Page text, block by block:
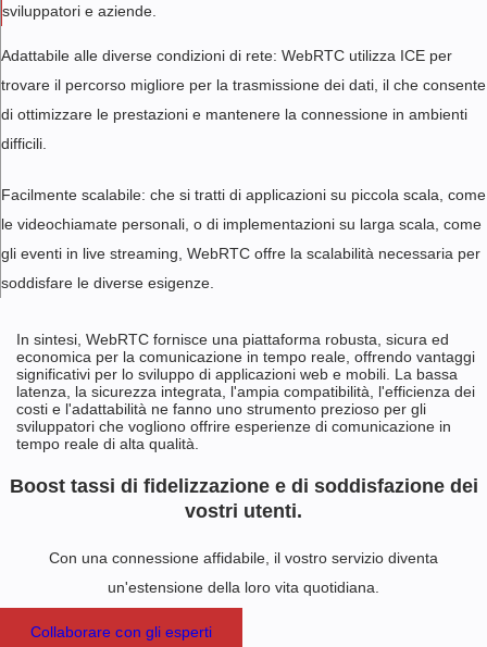
sviluppatori e aziende.
Adattabile alle diverse condizioni di rete: WebRTC utilizza ICE per
trovare il percorso migliore per la trasmissione dei dati, il che consente
di ottimizzare le prestazioni e mantenere la connessione in ambienti
difficili.
Facilmente scalabile: che si tratti di applicazioni su piccola scala, come
le videochiamate personali, o di implementazioni su larga scala, come
gli eventi in live streaming, WebRTC offre la scalabilità necessaria per
soddisfare le diverse esigenze.
In sintesi, WebRTC fornisce una piattaforma robusta, sicura ed
economica per la comunicazione in tempo reale, offrendo vantaggi
significativi per lo sviluppo di applicazioni web e mobili. La bassa
latenza, la sicurezza integrata, l'ampia compatibilità, l'efficienza dei
costi e l'adattabilità ne fanno uno strumento prezioso per gli
sviluppatori che vogliono offrire esperienze di comunicazione in
tempo reale di alta qualità.
Boost tassi di fidelizzazione e di soddisfazione dei
vostri utenti.
Con una connessione affidabile, il vostro servizio diventa
un'estensione della loro vita quotidiana.
Collaborare con gli esperti